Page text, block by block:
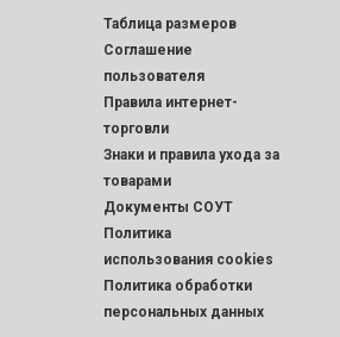
Таблица размеров
Соглашение
пользователя
Правила интернет-
торговли
Знаки и правила ухода за
товарами
Документы СОУТ
Политика
использования cookies
Политика обработки
персональных данных